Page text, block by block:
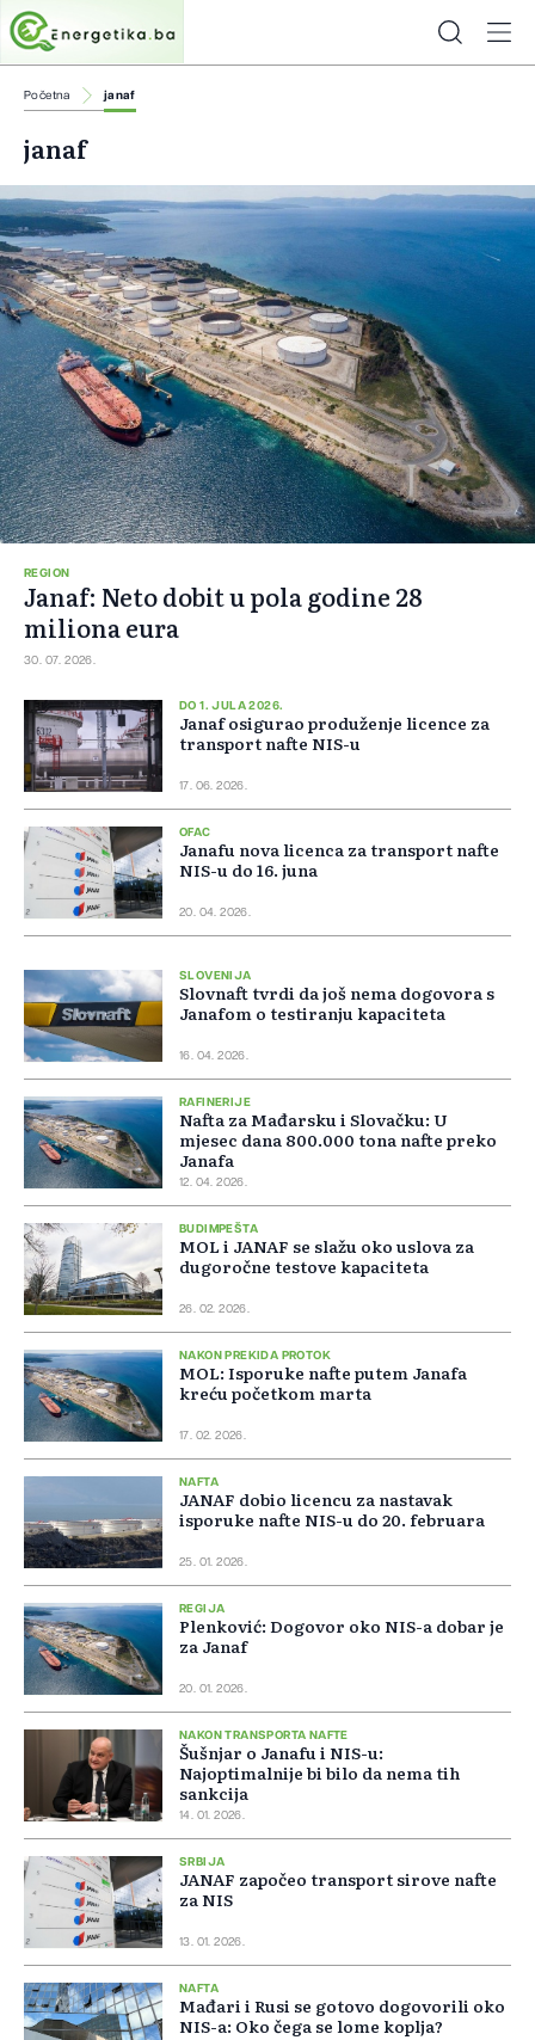
Početna janaf
janaf
REGION
Janaf: Neto dobit u pola godine 28
miliona eura
30. 07. 2026.
DO 1. JULA 2026.
Janaf osigurao produženje licence za
transport nafte NIS-u
17. 06. 2026.
OFAC
Janafu nova licenca za transport nafte
NIS-u do 16. juna
20. 04. 2026.
SLOVENIJA
Slovnaft tvrdi da još nema dogovora s
Janafom o testiranju kapaciteta
16. 04. 2026.
RAFINERIJE
Nafta za Mađarsku i Slovačku: U
mjesec dana 800.000 tona nafte preko
Janafa
12. 04. 2026.
BUDIMPEŠTA
MOL i JANAF se slažu oko uslova za
dugoročne testove kapaciteta
26. 02. 2026.
NAKON PREKIDA PROTOK
MOL: Isporuke nafte putem Janafa
kreću početkom marta
17. 02. 2026.
NAFTA
JANAF dobio licencu za nastavak
isporuke nafte NIS-u do 20. februara
25. 01. 2026.
REGIJA
Plenković: Dogovor oko NIS-a dobar je
za Janaf
20. 01. 2026.
NAKON TRANSPORTA NAFTE
Šušnjar o Janafu i NIS-u:
Najoptimalnije bi bilo da nema tih
sankcija
14. 01. 2026.
SRBIJA
JANAF započeo transport sirove nafte
za NIS
13. 01. 2026.
NAFTA
Mađari i Rusi se gotovo dogovorili oko
NIS-a: Oko čega se lome koplja?